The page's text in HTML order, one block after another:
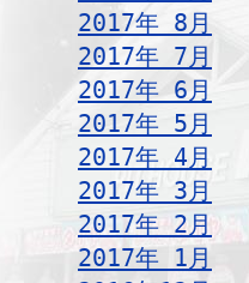
2017年 8月
2017年 7月
2017年 6月
2017年 5月
2017年 4月
2017年 3月
2017年 2月
2017年 1月